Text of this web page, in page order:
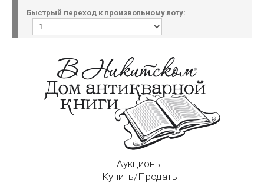
Быстрый переход к произвольному лоту:
Аукционы
Купить/Продать